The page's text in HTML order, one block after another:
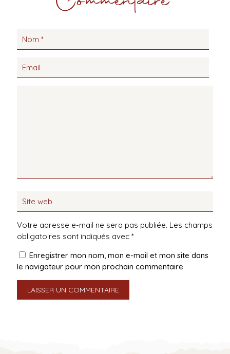
Votre adresse e-mail ne sera pas publiée. Les champs
obligatoires sont indiqués avec *
Enregistrer mon nom, mon e-mail et mon site dans
le navigateur pour mon prochain commentaire.